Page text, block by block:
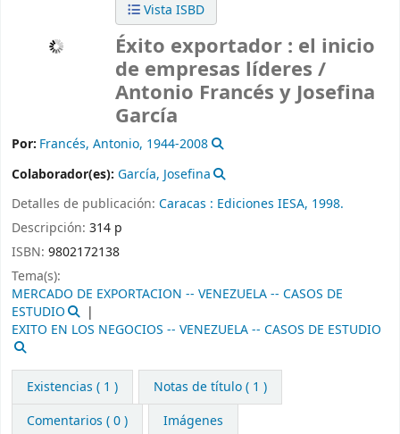
Vista ISBD
Éxito exportador : el inicio
de empresas líderes /
Antonio Francés y Josefina
García
Por: Francés, Antonio, 1944-2008
Colaborador(es): García, Josefina
Detalles de publicación: Caracas : Ediciones IESA, 1998.
Descripción: 314 p
ISBN: 9802172138
Tema(s):
MERCADO DE EXPORTACION -- VENEZUELA -- CASOS DE
ESTUDIO
EXITO EN LOS NEGOCIOS -- VENEZUELA -- CASOS DE ESTUDIO
Existencias ( 1 )
Notas de título ( 1 )
Comentarios ( 0 )
Imágenes